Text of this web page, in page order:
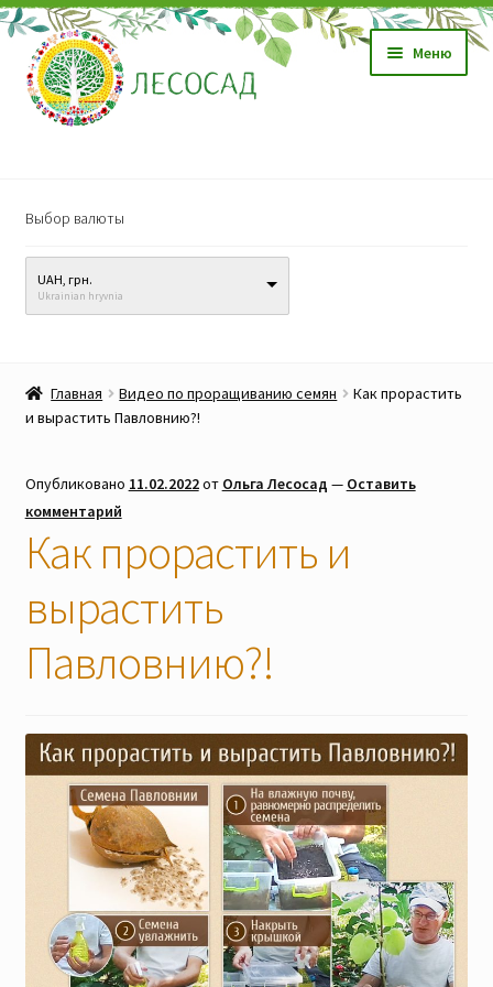
Перейти
к
навигации
Перейти
к
содержимому
Меню
Саженцы
Семена
меню
Прайс-лист
Наши мероприятия, Акции
Корзина
Оплата и доставка
Мой аккаунт
Отправить сообщение
Мы в соцсетях
Выбор валюты
UAH, грн.
Ukrainian hryvnia
Главная Видео по проращиванию семян
Как прорастить
и вырастить Павловнию?!
Опубликовано 11.02.2022от Ольга Лесосад — Оставить
комментарий
Как прорастить и
вырастить
Павловнию?!